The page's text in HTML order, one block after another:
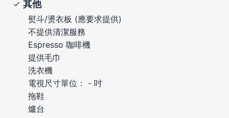
其他
熨斗/燙衣板 (應要求提供)
不提供清潔服務
Espresso 咖啡機
提供毛巾
洗衣機
電視尺寸單位： - 吋
拖鞋
爐台